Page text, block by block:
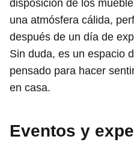
disposición de los
una atmósfera cálida,
después de un día de
Sin duda, es un espacio
pensado para hacer
en casa.
Eventos y